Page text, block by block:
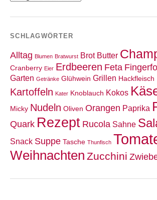
SCHLAGWÖRTER
Alltag Blumen Bratwurst Brot Butter
Cranberry Eier Erdbeeren Feta
Garten Getränke Glühwein Grillen Hackfleisch
Kartoffeln Kater Knoblauch Kokos
Micky Nudeln Oliven Orangen Paprika
Quark Rezept Rucola Sahne
Snack Suppe Tasche Thunfisch
Weihnachten Zucchini